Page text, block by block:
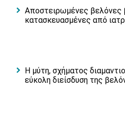
Αποστειρωμένες βελόνες
κατασκευασμένες από
Η μύτη, σχήματος
εύκολη διείσδυση της